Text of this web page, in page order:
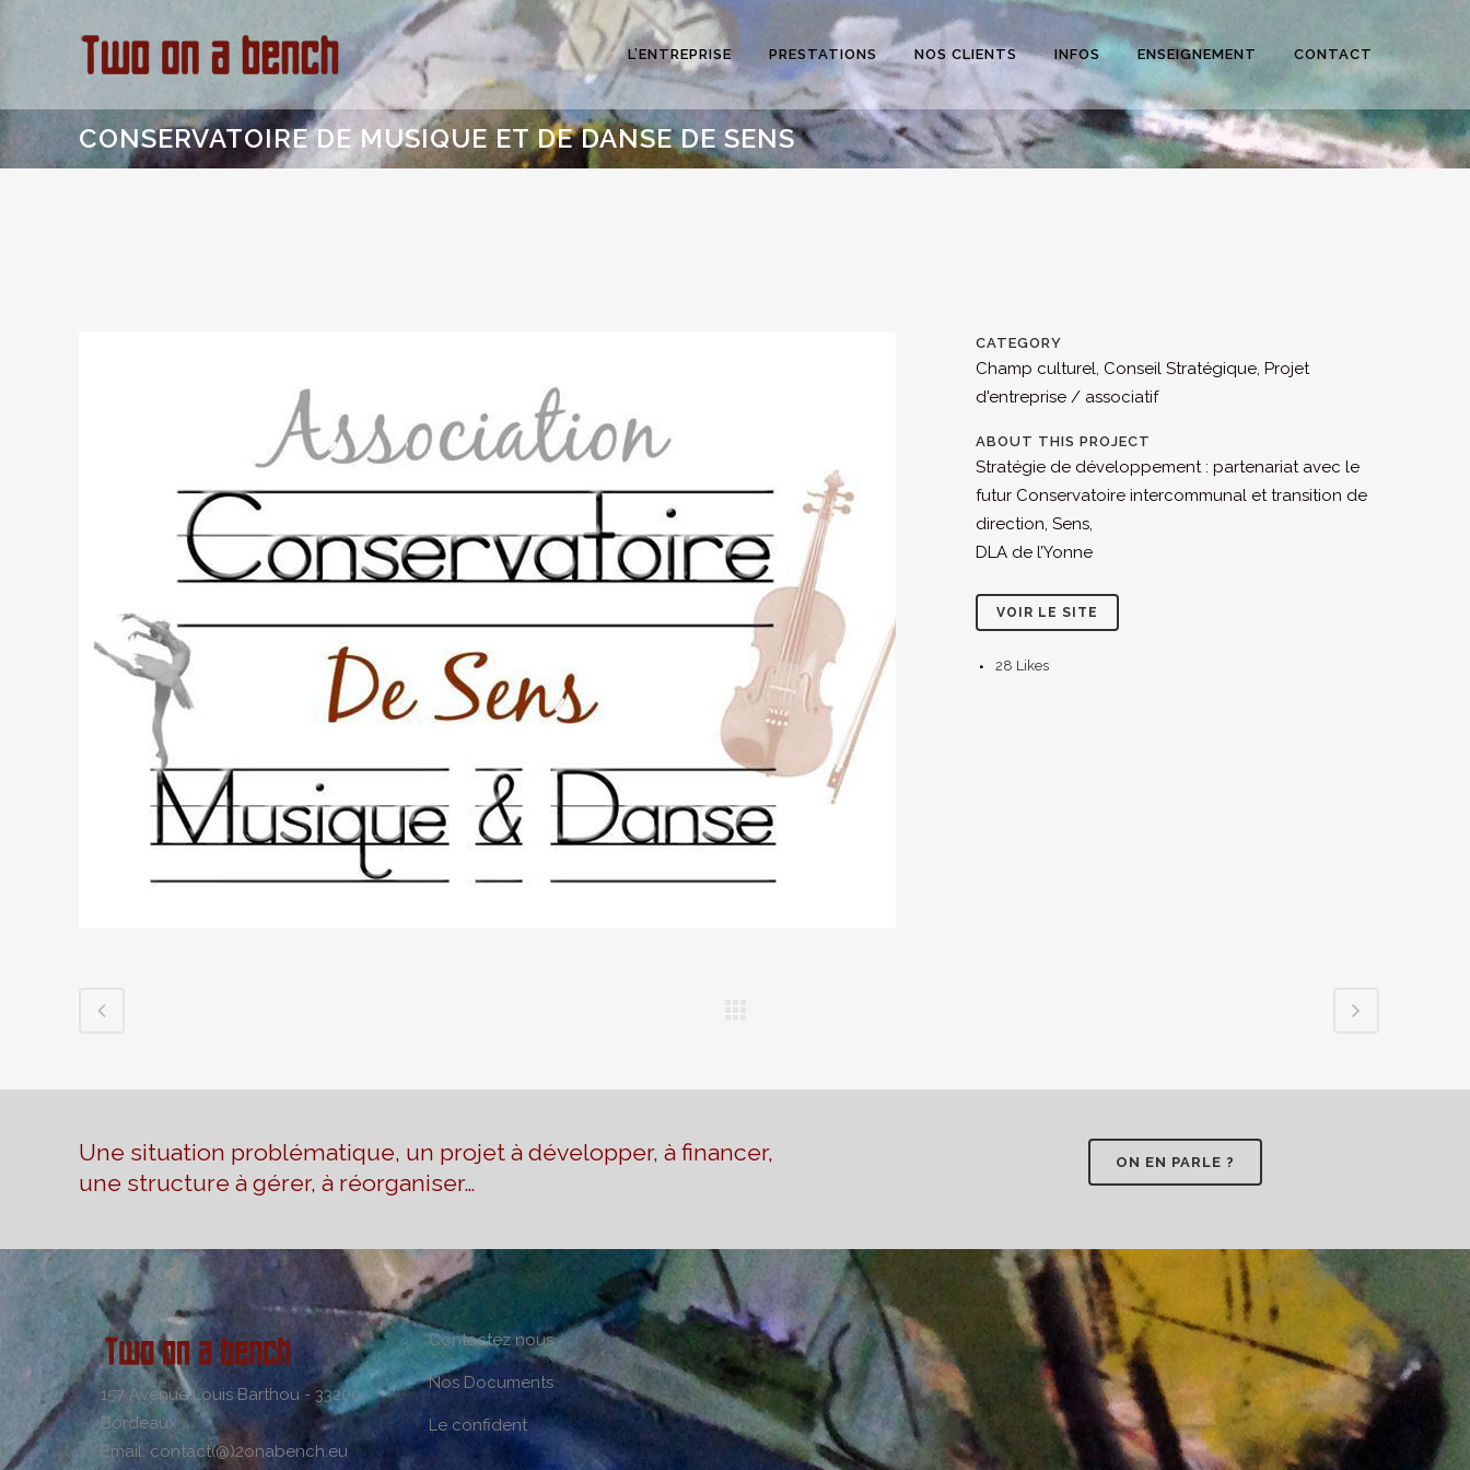
L’ENTREPRISE PRESTATIONS NOS CLIENTS INFOS ENSEIGNEMENT CONTACT
CONSERVATOIRE DE MUSIQUE ET DE DANSE DE SENS
CATEGORY
Champ culturel, Conseil Stratégique, Projet
d'entreprise / associatif
ABOUT THIS PROJECT
Stratégie de développement : partenariat avec le
futur Conservatoire intercommunal et transition de
direction, Sens,
DLA de l’Yonne
VOIR LE SITE
28 Likes
Une situation problématique, un projet à développer, à financer,
une structure à gérer, à réorganiser…
ON EN PARLE ?
157 Avenue Louis Barthou - 33200
Bordeaux
Email: contact(@)2onabench.eu
Contactez nous
Nos Documents
Le confident